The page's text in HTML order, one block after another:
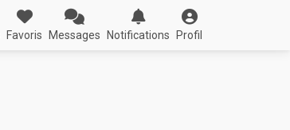
Favoris Messages Notifications Profil